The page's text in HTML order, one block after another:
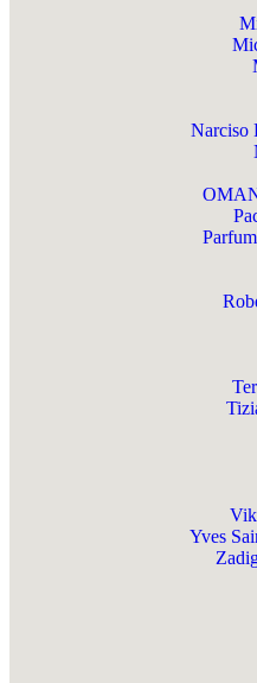
Narciso
Yves